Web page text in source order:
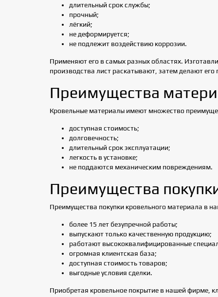
длительный срок службы;
прочный;
лёгкий;
не деформируется;
не подлежит воздействию коррозии.
Применяют его в самых разных областях.
производства лист раскатывают, затем делают
Преимущества
Кровельные материалы имеют множество
доступная стоимость;
долговечность;
длительный срок эксплуатации;
легкость в установке;
не поддаются механическим повреждениям.
Преимущества
Преимущества покупки кровельного материала в
более 15 лет безупречной работы;
выпускают только качественную продукцию;
работают высококвалифицированные
огромная клиентская база;
доступная стоимость товаров;
выгодные условия сделки.
Приобретая кровельное покрытие в нашей фирме,